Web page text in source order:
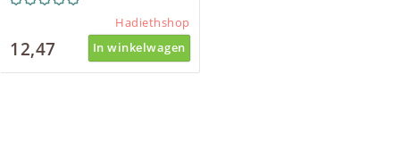
Hadiethshop
12,47 In winkelwagen